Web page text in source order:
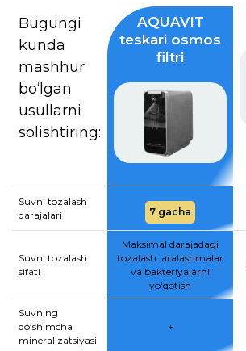
Bugungi
kunda
mashhur
bo‘lgan
usullarni
solishtiring:
AQUAVIT
teskari osmos
filtri
Suvni tozalash
darajalari
7 gacha
Suvni tozalash
sifati
Maksimal darajadagi
tozalash: aralashmalar
va bakteriyalarni
yo‘qotish
Suvning
qo‘shimcha
mineralizatsiyasi
+